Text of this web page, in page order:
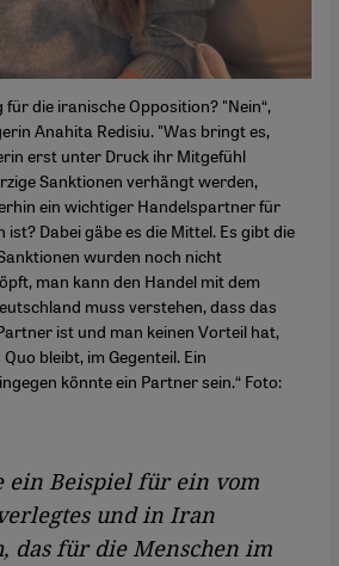
die iranische Opposition? "Nein“,
Anahita Redisiu. "Was bringt es,
erst unter Druck ihr Mitgefühl
Sanktionen verhängt werden,
ein wichtiger Handelspartner für
Dabei gäbe es die Mittel. Es gibt die
wurden noch nicht
man kann den Handel mit dem
muss verstehen, dass das
ist und man keinen Vorteil hat,
bleibt, im Gegenteil. Ein
könnte ein Partner sein.“ Foto:
ein Beispiel für ein vom
und in Iran
das für die Menschen im